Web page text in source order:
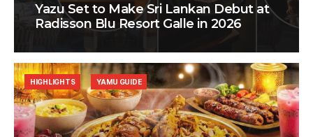
Yazu Set to Make Sri Lankan Debut at
Radisson Blu Resort Galle in 2026
HIGHLIGHTS YAMU GUIDE